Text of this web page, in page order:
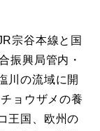
宗谷本線と国
振興局管内・
川の流域に開
ョウザメの養
王国、欧州の